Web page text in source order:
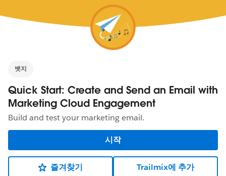
뱃지
Quick Start: Create and Send an Email with
Marketing Cloud Engagement
Build and test your marketing email.
시작
즐겨찾기 Trailmix에 추가